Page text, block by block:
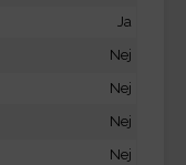
Ja
Nej
Nej
Nej
Nej